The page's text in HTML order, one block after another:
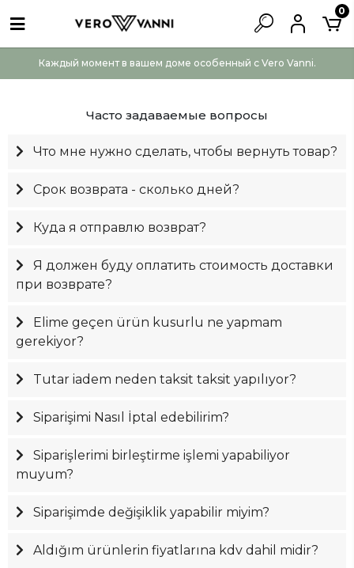
Каждый момент в вашем доме особенный с Vero Vanni.
0
Часто задаваемые вопросы
Что мне нужно сделать, чтобы вернуть товар?
Срок возврата - сколько дней?
Куда я отправлю возврат?
Я должен буду оплатить стоимость доставки
при возврате?
Elime geçen ürün kusurlu ne yapmam
gerekiyor?
Tutar iadem neden taksit taksit yapılıyor?
Siparişimi Nasıl İptal edebilirim?
Siparişlerimi birleştirme işlemi yapabiliyor
muyum?
Siparişimde değişiklik yapabilir miyim?
Aldığım ürünlerin fiyatlarına kdv dahil midir?